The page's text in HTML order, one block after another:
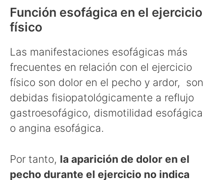
Función esofágica en el ejercicio
físico
Las manifestaciones esofágicas más
frecuentes en relación con el ejercicio
físico son dolor en el pecho y ardor, son
debidas fisiopatológicamente a reflujo
gastroesofágico, dismotilidad esofágica
o angina esofágica.
Por tanto, la aparición de dolor en el
pecho durante el ejercicio no indica